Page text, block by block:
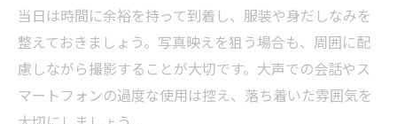
方
アフタヌーンティーで食べきれない時の対
応マナー
残したお菓子をマナー違反にしない工夫
当日は時間に余裕を持って到着し、服装や身だしなみを
整えておきましょう。写真映えを狙う場合も、周囲に配
慮しながら撮影することが大切です。大声での会話やス
マートフォンの過度な使用は控え、落ち着いた雰囲気を